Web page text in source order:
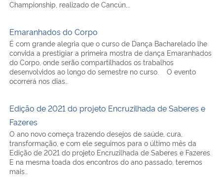
É com grande alegria que o curso de Dança Bacharelado lhe
convida a prestigiar a primeira mostra de dança Emaranhados
do Corpo, onde serão compartilhados os trabalhos
desenvolvidos ao longo do semestre no curso. O evento
ocorrerá nos dias…
Fazeres
O ano novo começa trazendo desejos de saúde, cura,
transformação, e com ele seguimos para o último mês da
Edição de 2021 do projeto Encruzilhada de Saberes e Fazeres.
E na mesma toada dos encontros do ano passado, teremos
mais…